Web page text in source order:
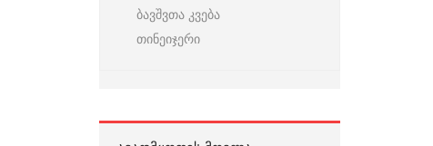
ბავშვთა კვება
თინეიჯერი